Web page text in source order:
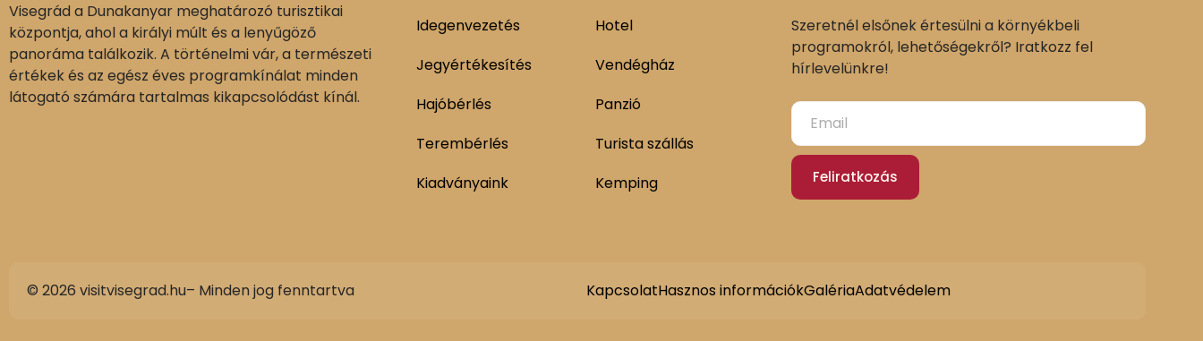
Visegrád a Dunakanyar meghatározó turisztikai
központja, ahol a királyi múlt és a lenyűgöző
panoráma találkozik. A történelmi vár, a természeti
értékek és az egész éves programkínálat minden
látogató számára tartalmas kikapcsolódást kínál.
Idegenvezetés
Jegyértékesítés
Hajóbérlés
Terembérlés
Kiadványaink
Hotel
Vendégház
Panzió
Turista szállás
Kemping
Szeretnél elsőnek értesülni a környékbeli
programokról, lehetőségekről? Iratkozz fel
hírlevelünkre!
Feliratkozás
© 2026 visitvisegrad.hu– Minden jog fenntartva KapcsolatHasznos információkGalériaAdatvédelem